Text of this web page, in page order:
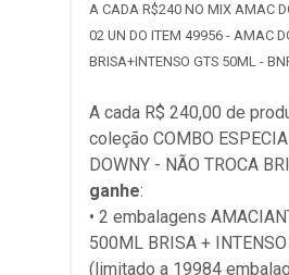
A CADA R$240 NO MIX AMAC
02 UN DO ITEM 49956 - AMAC
BRISA+INTENSO GTS 50ML -
A cada R$ 240,00 de
coleção COMBO
DOWNY - NÃO TROCA
ganhe:
• 2 embalagens
500ML BRISA +
(limitado a 19984